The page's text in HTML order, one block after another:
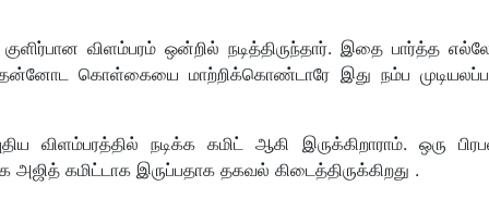
விளம்பரம் ஒன்றில் நடித்திருந்தார். இதை பார்த்த
கொள்கையை மாற்றிக்கொண்டாரே இது நம்ப
விளம்பரத்தில் நடிக்க கமிட் ஆகி இருக்கிறாராம். ஒரு
கமிட்டாக இருப்பதாக தகவல் கிடைத்திருக்கிறது .